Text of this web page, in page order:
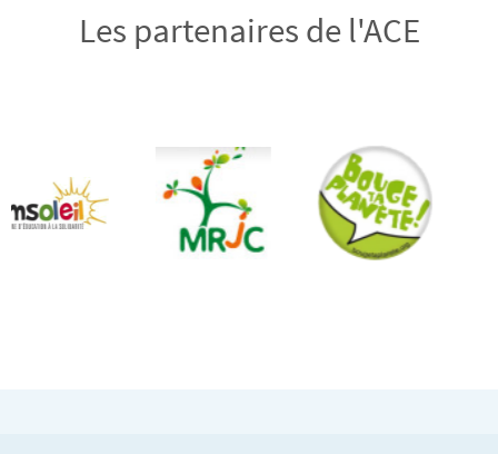
Les partenaires de l'ACE